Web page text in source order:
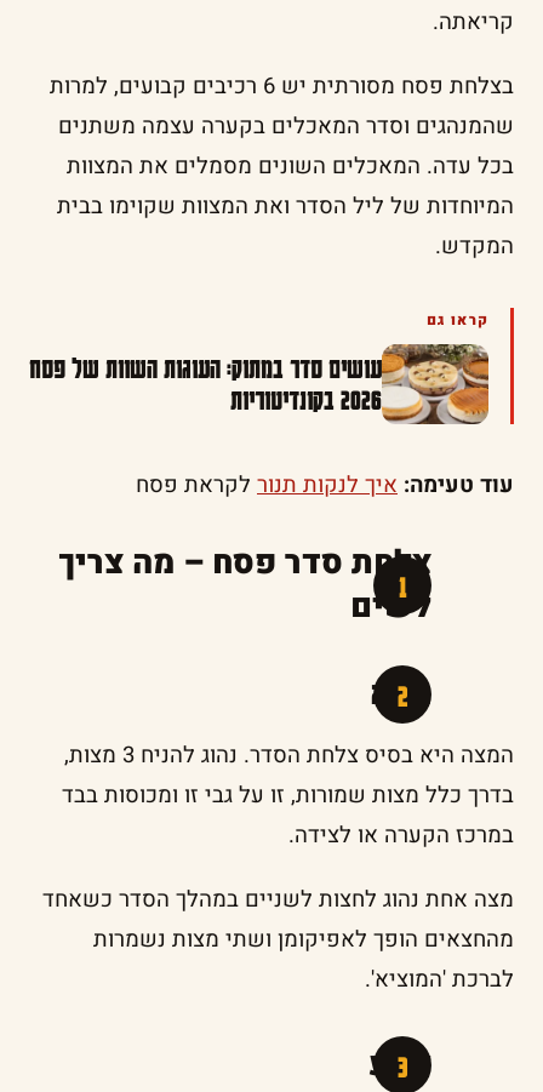
קריאתה.
בצלחת פסח מסורתית יש 6 רכיבים קבועים, למרות
שהמנהגים וסדר המאכלים בקערה עצמה משתנים
בכל עדה. המאכלים השונים מסמלים את המצוות
המיוחדות של ליל הסדר ואת המצוות שקוימו בבית
המקדש.
קראו גם
עושים סדר במתוק: העוגות השוות של פסח
2026 בקונדיטוריות
עוד טעימה: איך לנקות תנור לקראת פסח
צלחת סדר פסח – מה צריך
לשים
מצה
המצה היא בסיס צלחת הסדר. נהוג להניח 3 מצות,
בדרך כלל מצות שמורות, זו על גבי זו ומכוסות בבד
במרכז הקערה או לצידה.
מצה אחת נהוג לחצות לשניים במהלך הסדר כשאחד
מהחצאים הופך לאפיקומן ושתי מצות נשמרות
לברכת 'המוציא'.
זרוע